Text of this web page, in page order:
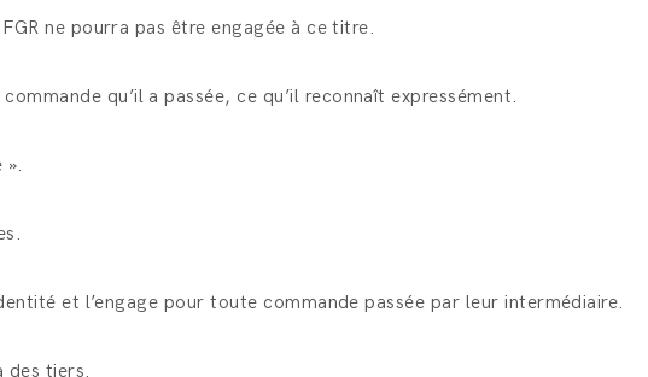
ne pourra pas être engagée à ce titre.
qu’il a passée, ce qu’il reconnaît expressément.
».
et l’engage pour toute commande passée par leur intermédiaire.
des tiers.